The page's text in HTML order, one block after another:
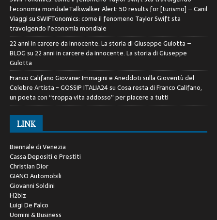
l’economia mondialeTalkwalker Alert: 50 results for [turismo] – Canil
ViaggisuSWIFTonomics: come il fenomeno Taylor Swift sta
travolgendo l’economia mondiale
22 anni in carcere da innocente. La storia di Giuseppe Gulotta –
BLOGsu 22 anni in carcere da innocente. La storia di Giuseppe
Gulotta
Franco Califano Giovane: Immagini e Aneddoti sulla Gioventù del
Celebre Artista - GOSSIP ITALIA24suCosa resta di Franco Califano,
un poeta con “troppa vita addosso” per piacere a tutti
LINK
Biennale di Venezia
Cassa Depositi e Prestiti
Christian Dior
GIANO Automobili
Giovanni Soldini
H2biz
Luigi De Falco
Uomini & Business